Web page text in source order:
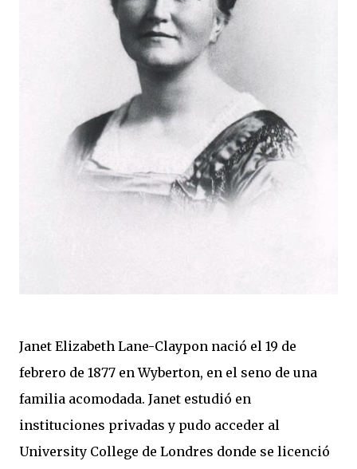
Janet Elizabeth Lane-Claypon nació el 19 de
febrero de 1877 en Wyberton, en el seno de una
familia acomodada. Janet estudió en
instituciones privadas y pudo acceder al
University College de Londres donde se licenció